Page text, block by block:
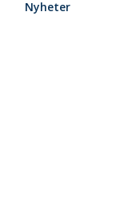
Nyheter